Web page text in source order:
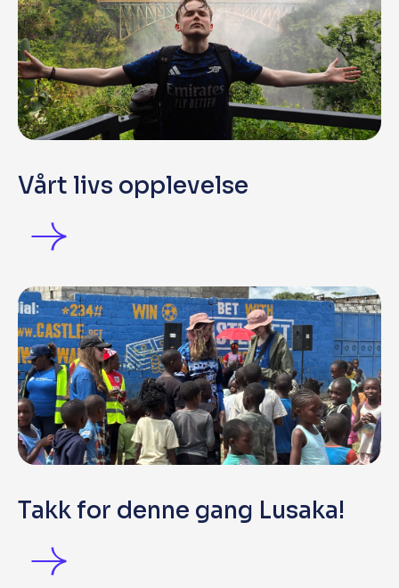
Vårt livs opplevelse
Takk for denne gang Lusaka!